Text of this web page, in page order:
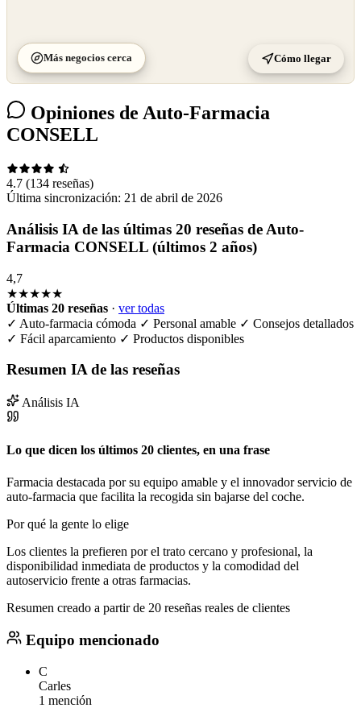
Más negocios cerca Cómo llegar
Opiniones de Auto-Farmacia
CONSELL
4.7 (134 reseñas)
Última sincronización: 21 de abril de 2026
Análisis IA de las últimas 20 reseñas de Auto-
Farmacia CONSELL (últimos 2 años)
4,7
★★★★★
Últimas 20 reseñas · ver todas
✓ Auto-farmacia cómoda ✓ Personal amable ✓ Consejos detallados
✓ Fácil aparcamiento ✓ Productos disponibles
Resumen IA de las reseñas
Análisis IA
Lo que dicen los últimos 20 clientes, en una frase
Farmacia destacada por su equipo amable y el innovador servicio de
auto-farmacia que facilita la recogida sin bajarse del coche.
Por qué la gente lo elige
Los clientes la prefieren por el trato cercano y profesional, la
disponibilidad inmediata de productos y la comodidad del
autoservicio frente a otras farmacias.
Resumen creado a partir de 20 reseñas reales de clientes
Equipo mencionado
C
Carles
1 mención